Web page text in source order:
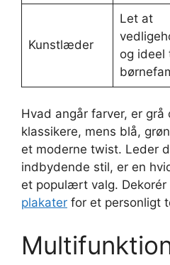
Kunstlæder
Let at
og ideel
Hvad angår farver, er grå
klassikere, mens blå,
et moderne twist. Leder
indbydende stil, er en
et populært valg. Dekorér
plakater for et personligt